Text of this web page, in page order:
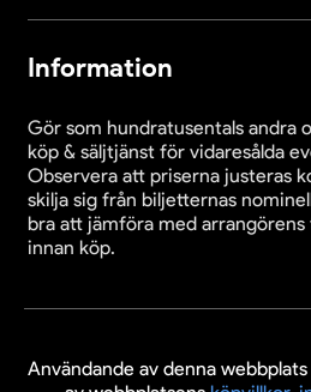
Information
Gör som hundratusentals andra
köp & säljtjänst för vidaresålda
Observera att priserna justeras
skilja sig från biljetternas
bra att jämföra med
innan köp.
Användande av denna